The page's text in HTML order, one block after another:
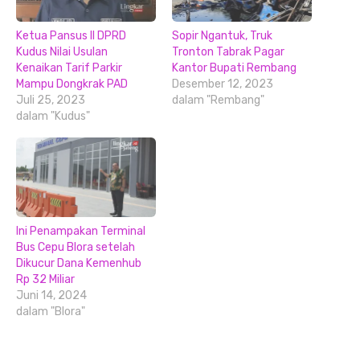
Ketua Pansus II DPRD
Kudus Nilai Usulan
Kenaikan Tarif Parkir
Mampu Dongkrak PAD
Juli 25, 2023
dalam "Kudus"
Sopir Ngantuk, Truk
Tronton Tabrak Pagar
Kantor Bupati Rembang
Desember 12, 2023
dalam "Rembang"
Ini Penampakan Terminal
Bus Cepu Blora setelah
Dikucur Dana Kemenhub
Rp 32 Miliar
Juni 14, 2024
dalam "Blora"